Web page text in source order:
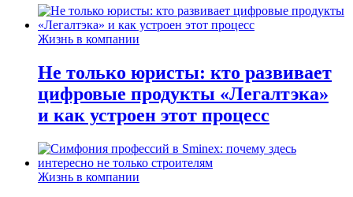
Жизнь в компании
Не только юристы: кто развивает
цифровые продукты «Легалтэка»
и как устроен этот процесс
Жизнь в компании